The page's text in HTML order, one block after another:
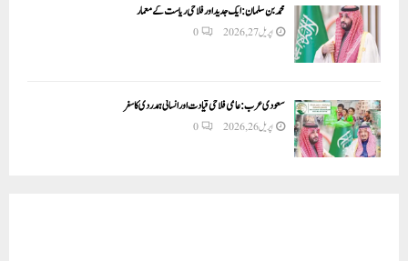
محمد بن سلمان: ایک جدید اور فلاحی ریاست کے معمار
اپریل 27, 2026 0
سعودی عرب: عالمی فلاحی قیادت اور انسانی ہمدردی کا سفر
اپریل 26, 2026 0